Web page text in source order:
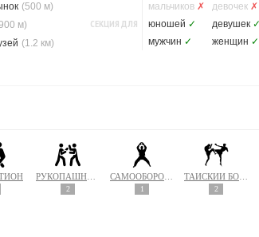
(500 м)
м)
(1.2 км)
СЕКЦИЯ ДЛЯ
мальчиков ✗ девочек ✗
юношей ✓ девушек ✓
мужчин ✓ женщин ✓
2 1 2